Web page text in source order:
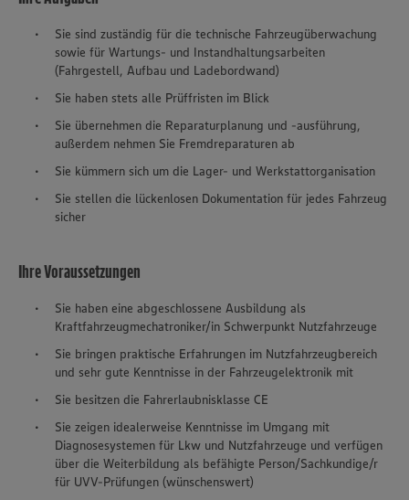
Sie sind zuständig für die technische Fahrzeugüberwachung
sowie für Wartungs- und Instandhaltungsarbeiten
(Fahrgestell, Aufbau und Ladebordwand)
Sie haben stets alle Prüffristen im Blick
Sie übernehmen die Reparaturplanung und -ausführung,
außerdem nehmen Sie Fremdreparaturen ab
Sie kümmern sich um die Lager- und Werkstattorganisation
Sie stellen die lückenlosen Dokumentation für jedes Fahrzeug
sicher
Ihre Voraussetzungen
Sie haben eine abgeschlossene Ausbildung als
Kraftfahrzeugmechatroniker/in Schwerpunkt Nutzfahrzeuge
Sie bringen praktische Erfahrungen im Nutzfahrzeugbereich
und sehr gute Kenntnisse in der Fahrzeugelektronik mit
Sie besitzen die Fahrerlaubnisklasse CE
Sie zeigen idealerweise Kenntnisse im Umgang mit
Diagnosesystemen für Lkw und Nutzfahrzeuge und verfügen
über die Weiterbildung als befähigte Person/Sachkundige/r
für UVV-Prüfungen (wünschenswert)